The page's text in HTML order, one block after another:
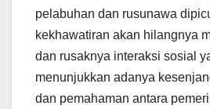
pelabuhan dan rusunawa
kekhawatiran akan hilangnya
dan rusaknya interaksi sosial
menunjukkan adanya
dan pemahaman antara